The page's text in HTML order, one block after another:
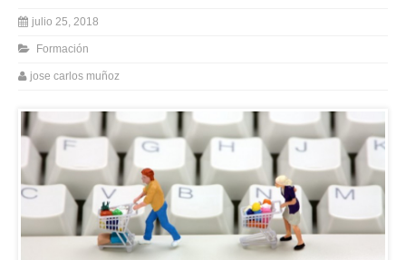
julio 25, 2018
Formación
jose carlos muñoz